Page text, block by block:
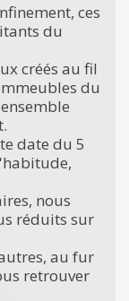
ces
du
créés au fil
du
date du 5
nous
réduits sur
au fur
retrouver